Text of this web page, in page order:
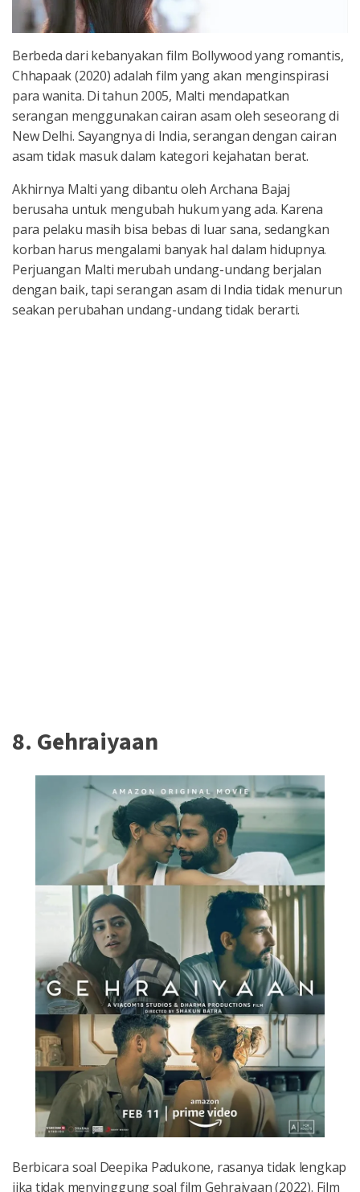
Berbeda dari kebanyakan film Bollywood yang romantis,
Chhapaak (2020) adalah film yang akan menginspirasi
para wanita. Di tahun 2005, Malti mendapatkan
serangan menggunakan cairan asam oleh seseorang di
New Delhi. Sayangnya di India, serangan dengan cairan
asam tidak masuk dalam kategori kejahatan berat.
Akhirnya Malti yang dibantu oleh Archana Bajaj
berusaha untuk mengubah hukum yang ada. Karena
para pelaku masih bisa bebas di luar sana, sedangkan
korban harus mengalami banyak hal dalam hidupnya.
Perjuangan Malti merubah undang-undang berjalan
dengan baik, tapi serangan asam di India tidak menurun
seakan perubahan undang-undang tidak berarti.
8. Gehraiyaan
Berbicara soal Deepika Padukone, rasanya tidak lengkap
jika tidak menyinggung soal film Gehraiyaan (2022). Film